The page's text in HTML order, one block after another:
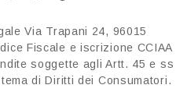
Via Trapani 24, 96015
Fiscale e iscrizione CCIAA
soggette agli Artt. 45 e ss
di Diritti dei Consumatori.